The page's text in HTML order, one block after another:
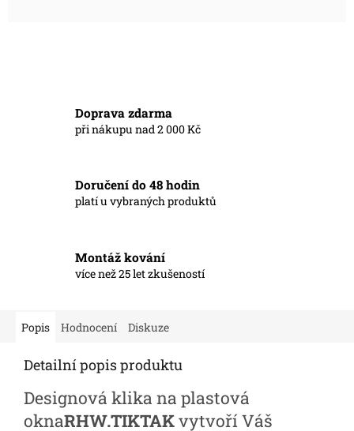
Doprava zdarma
při nákupu nad 2 000 Kč
Doručení do 48 hodin
platí u vybraných produktů
Montáž kování
více než 25 let zkušeností
Popis Hodnocení Diskuze
Detailní popis produktu
Designová klika na plastová
oknaRHW.TIKTAKvytvoří Váš